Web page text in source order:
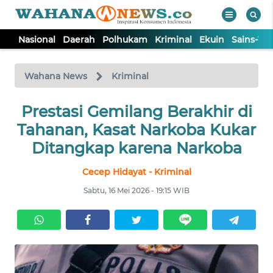
Nasional Daerah Polhukam Kriminal Ekuin Sains-
Wahana News Kriminal
Prestasi Gemilang Berakhir di
Tahanan, Kasat Narkoba Kukar
Ditangkap karena Narkoba
Cecep Hidayat - Kriminal
Sabtu, 16 Mei 2026 - 19:15 WIB
TV
Tutup
NASIONAL
DAERAH
KRIMINAL
EKUIN